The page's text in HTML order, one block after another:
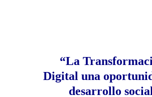
“La
Digital una
desarrollo